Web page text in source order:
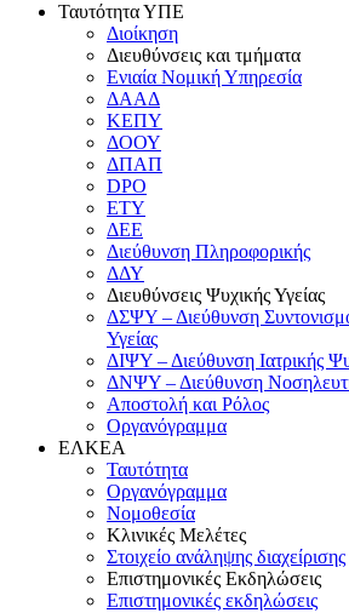
Ταυτότητα ΥΠΕ
Διοίκηση
Διευθύνσεις και τμήματα
Ενιαία Νομική Υπηρεσία
ΔΑΑΔ
ΚΕΠΥ
ΔΟΟΥ
ΔΠΑΠ
DPO
ΕΤΥ
ΔΕΕ
Διεύθυνση Πληροφορικής
ΔΔΥ
Διευθύνσεις Ψυχικής Υγείας
ΔΣΨΥ – Διεύθυνση
Υγείας
ΔΙΨΥ – Διεύθυνση Ιατρικής
ΔΝΨΥ – Διεύθυνση
Αποστολή και Ρόλος
Οργανόγραμμα
ΕΛΚΕΑ
Ταυτότητα
Οργανόγραμμα
Νομοθεσία
Κλινικές Μελέτες
Στοιχείο ανάληψης διαχείρισης
Επιστημονικές Εκδηλώσεις
Επιστημονικές εκδηλώσεις